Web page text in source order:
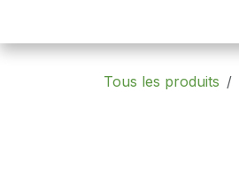
Tous les produits